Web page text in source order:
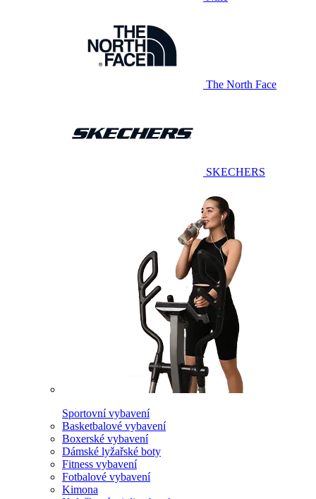
The North Face
SKECHERS
Sportovní vybavení
Basketbalové vybavení
Boxerské vybavení
Dámské lyžařské boty
Fitness vybavení
Fotbalové vybavení
Kimona